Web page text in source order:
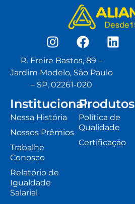
R. Freire Bastos, 89 –
Jardim Modelo, São Paulo
– SP, 02261-020
Institucional
Nossa História
Nossos Prêmios
Trabalhe
Conosco
Relatório de
Igualdade
Salarial
Produtos
Política de
Qualidade
Certificação